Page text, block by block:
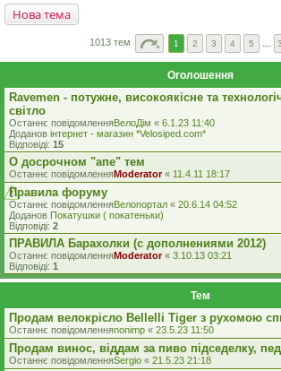
Нова тема
1013 тем 1 2 3 4 5
Оголошення
Ravemen - потужне, високоякісне та
світло
Останнє повідомленняВелоДім « 6.1.23 11:40
Доданов iнтернет - магазин *Velosiped.com*
Відповіді: 15
О досрочном "апе" тем
Останнє повідомленняModerator« 11.4.11 18:17
Правила форуму
Останнє повідомленняВелопортал « 20.6.14 04:52
Доданов Покатушки ( покатеньки)
Відповіді: 2
ПРАВИЛА Барахолки (с дополнениями 2012)
Останнє повідомленняModerator« 3.10.13 03:21
Відповіді: 1
Тем
Продам велокрісло Bellelli Tiger з рухомою
Останнє повідомленняnonimp « 23.5.23 11:50
Продам винос, віддам за пиво підседелку,
Останнє повідомленняSergio « 21.5.23 21:18